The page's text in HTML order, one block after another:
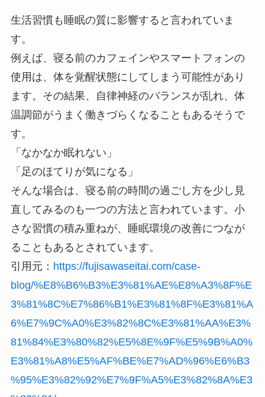
生活習慣も睡眠の質に影響すると言われていま
す。
例えば、寝る前のカフェインやスマートフォンの
使用は、体を覚醒状態にしてしまう可能性があり
ます。その結果、自律神経のバランスが乱れ、体
温調節がうまく働きづらくなることもあるそうで
す。
「なかなか眠れない」
「足のほてりが気になる」
そんな場合は、寝る前の時間の過ごし方を少し見
直してみるのも一つの方法と言われています。小
さな習慣の積み重ねが、睡眠環境の改善につなが
ることもあるとされています。
引用元： https://fujisawaseitai.com/case-
blog/%E8%B6%B3%E3%81%AE%E8%A3%8F%E
3%81%8C%E7%86%B1%E3%81%8F%E3%81%A
6%E7%9C%A0%E3%82%8C%E3%81%AA%E3%
81%84%E3%80%82%E5%8E%9F%E5%9B%A0%
E3%81%A8%E5%AF%BE%E7%AD%96%E6%B3
%95%E3%82%92%E7%9F%A5%E3%82%8A%E3